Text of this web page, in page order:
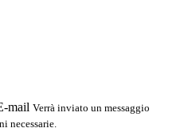
mail Verrà inviato un messaggio
necessarie.